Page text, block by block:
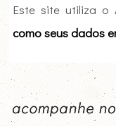
Este site utiliza o
como seus dados